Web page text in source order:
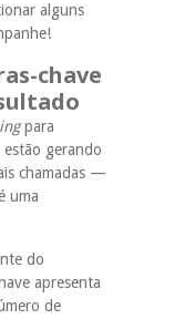
alguns
chave
para
gerando
chamadas —
uma
do
apresenta
de